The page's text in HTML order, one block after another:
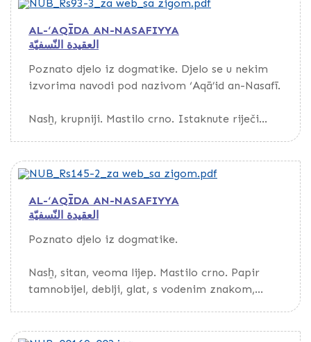
1086/1676. godine.
Rukopis je otkupljen od Arifa Džumhura iz
Konjica 1962. godine.
znakom, evropskog porijekla. Na listovima
naknadno dopisana folijacija. Kustode.
Povez kožni, s preklopom. Na sredini korica
autorima osnovnog djela i ovoga komentara.
AL-‘AQĪDA AN-NASAFIYYA
العقيدة النّسفيّة
Poznato djelo iz dogmatike. Djelo se u nekim
izvorima navodi pod nazivom ‘Aqā’id an-Nasafī.
Nasẖ, krupniji. Mastilo crno. Istaknute riječi
AL-‘AQĪDA AN-NASAFIYYA
العقيدة النّسفيّة
Poznato djelo iz dogmatike.
Nasẖ, sitan, veoma lijep. Mastilo crno. Papir
tamnobijel, deblji, glat, s vodenim znakom,